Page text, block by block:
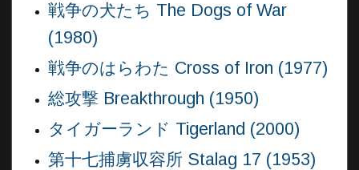
戦争の犬たち The Dogs of War
(1980)
戦争のはらわた Cross of Iron (1977)
総攻撃 Breakthrough (1950)
タイガーランド Tigerland (2000)
第十七捕虜収容所 Stalag 17 (1953)